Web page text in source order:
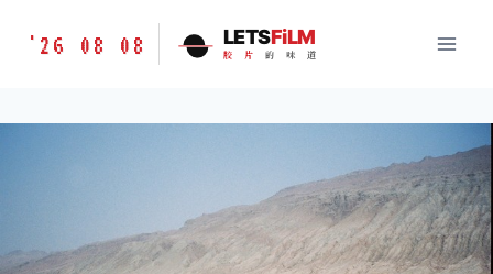
胶
味
'26 08 08 LETSFiLM
胶 片 的 味 道